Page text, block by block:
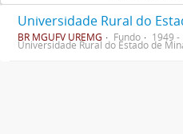
Universidade Rural do
BR MGUFV UREMG Fundo 1949 -
Universidade Rural do Estado de